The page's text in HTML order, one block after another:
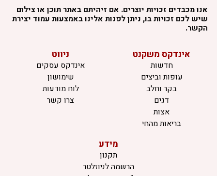
אנו מכבדים זכויות יוצרים. אם זיהיתם באתר תוכן או צילום
שיש לכם זכויות בו, ניתן לפנות אלינו באמצעות עמוד יצירת
הקשר.
אינדקס משקנט
חדשות
עופות וביצים
בקר וחלב
דגים
אצות
בריאות מהחי
ניווט
אינדקס עסקים
שימושון
לוח מודעות
צרו קשר
מידע
תקנון
הרשמה לניוזלטר